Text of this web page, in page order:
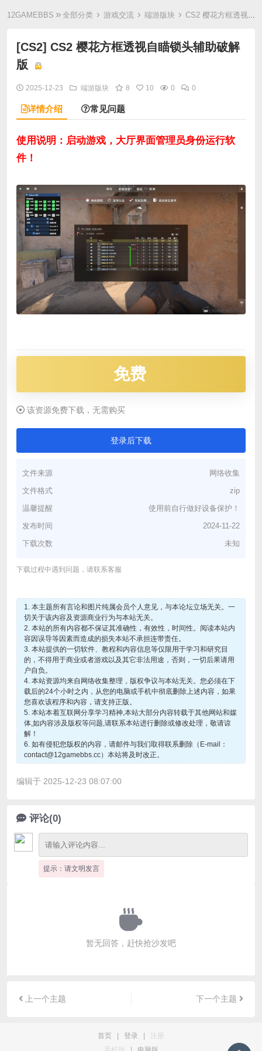
12GAMEBBS » 全部分类 › 游戏交流 › 端游版块 › CS2 樱花方框透视自瞄锁头辅助破解版
[CS2] CS2 樱花方框透视自瞄锁头辅助破解
版
2025-12-23 端游版块 8 10 0 0
详情介绍 常见问题
使用说明：启动游戏，大厅界面管理员身份运行软
件！
免费
该资源免费下载，无需购买
登录后下载
文件来源
网络收集
文件格式
zip
温馨提醒
使用前自行做好设备保护！
发布时间
2024-11-22
下载次数
未知
下载过程中遇到问题，请联系客服
1. 本主题所有言论和图片纯属会员个人意见，与本论坛立场无关。一
切关于该内容及资源商业行为与本站无关。
2. 本站的所有内容都不保证其准确性，有效性，时间性。阅读本站内
容因误导等因素而造成的损失本站不承担连带责任。
3. 本站提供的一切软件、教程和内容信息等仅限用于学习和研究目
的，不得用于商业或者游戏以及其它非法用途，否则，一切后果请用
户自负。
4. 本站资源均来自网络收集整理，版权争议与本站无关。您必须在下
载后的24个小时之内，从您的电脑或手机中彻底删除上述内容，如果
您喜欢该程序和内容，请支持正版。
5. 本站本着互联网分享学习精神,本站大部分内容转载于其他网站和媒
体,如内容涉及版权等问题,请联系本站进行删除或修改处理，敬请谅
解！
6. 如有侵犯您版权的内容，请邮件与我们取得联系删除（E-mail：
contact@12gamebbs.cc）本站将及时改正。
编辑于 2025-12-23 08:07:00
评论(0)
提示：请文明发言
暂无回答，赶快抢沙发吧
上一个主题 下一个主题
首页 | 登录 |
注册